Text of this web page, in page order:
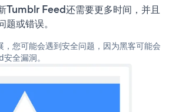
Tumblr Feed还需要更多时间，并且
或错误。
，您可能会遇到安全问题，因为黑客可能会
全漏洞。